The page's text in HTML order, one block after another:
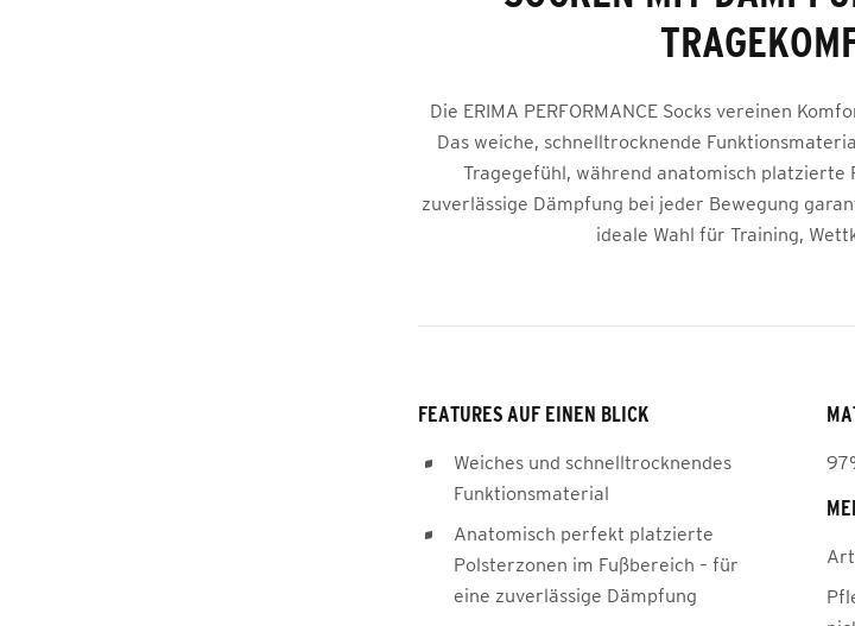
Die ERIMA PERFORMANCE Socks vereinen
Das weiche, schnelltrocknende
Tragegefühl, während anatomisch platzierte
zuverlässige Dämpfung bei jeder Bewegung
ideale Wahl für Training,
FEATURES AUF EINEN BLICK
Weiches und schnelltrocknendes
Funktionsmaterial
Anatomisch perfekt platzierte
Polsterzonen im Fußbereich – für
eine zuverlässige Dämpfung